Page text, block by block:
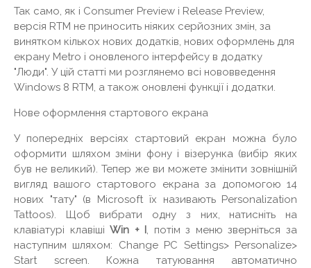
Так само, як і Consumer Preview і Release Preview,
версія RTM не приносить ніяких серйозних змін, за
винятком кількох нових додатків, нових оформлень для
екрану Metro і оновленого інтерфейсу в додатку
"Люди". У цій статті ми розглянемо всі нововведення
Windows 8 RTM, а також оновлені функції і додатки.
Нове оформлення стартового екрана
У попередніх версіях стартовий екран можна було
оформити шляхом зміни фону і візерунка (вибір яких
був не великий). Тепер же ви можете змінити зовнішній
вигляд вашого стартового екрана за допомогою 14
нових "тату" (в Microsoft їх називають Personalization
Tattoos). Щоб вибрати одну з них, натисніть на
клавіатурі клавішіWin + I, потім з меню зверніться за
наступним шляхом: Change PC Settings> Personalize>
Start screen. Кожна татуювання автоматично